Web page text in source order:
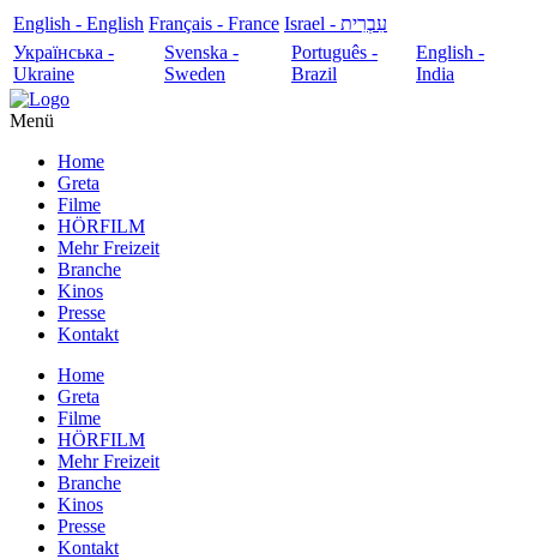
English - English Français - France
עִבְרִית - Israel
Українська -
Ukraine
Svenska -
Sweden
Português -
Brazil
English -
India
Menü
Home
Greta
Filme
HÖRFILM
Mehr Freizeit
Branche
Kinos
Presse
Kontakt
Home
Greta
Filme
HÖRFILM
Mehr Freizeit
Branche
Kinos
Presse
Kontakt